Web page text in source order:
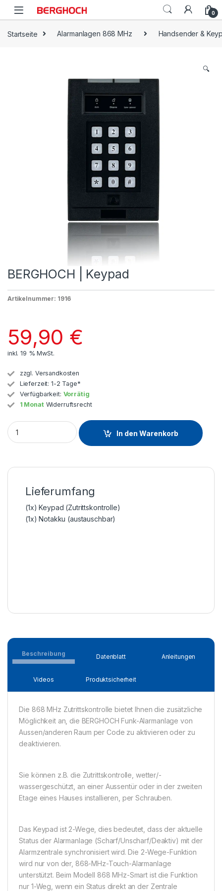
0
Startseite Alarmanlagen 868 MHz Handsender &
🔍
BERGHOCH | Keypad
Artikelnummer: 1916
59,90 €
inkl. 19 % MwSt.
zzgl. Versandkosten
Lieferzeit: 1-2 Tage*
Verfügbarkeit: Vorrätig
1 Monat Widerruftsrecht
In den Warenkorb
Lieferumfang
(1x) Keypad (Zutrittskontrolle)
(1x) Notakku (austauschbar)
Beschreibung Datenblatt Anleitungen
Videos Produktsicherheit
Die 868 MHz Zutrittskontrolle bietet Ihnen die zusätzliche
Möglichkeit an, die BERGHOCH Funk-Alarmanlage von
Aussen/anderen Raum per Code zu aktivieren oder zu
deaktivieren.
Sie können z.B. die Zutrittskontrolle, wetter/-
wassergeschützt, an einer Aussentür oder in der zweiten
Etage eines Hauses installieren, per Schrauben.
Das Keypad ist 2-Wege, dies bedeutet, dass der aktuelle
Status der Alarmanlage (Scharf/Unscharf/Deaktiv) mit der
Alarmzentrale synchronisiert wird. Die 2-Wege-Funktion
wird nur von der, 868-MHz-Touch-Alarmanlage
unterstützt. Beim Modell 868 MHz-Smart ist die Funktion
nur 1-Weg, wenn ein Status direkt an der Zentrale